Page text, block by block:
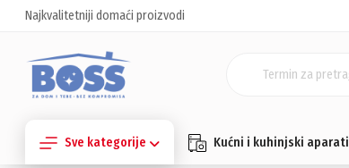
Najkvalitetniji domaći proizvodi
Sve kategorije Kućni i kuhinjski aparati